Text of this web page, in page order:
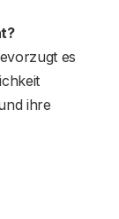
es
ihre